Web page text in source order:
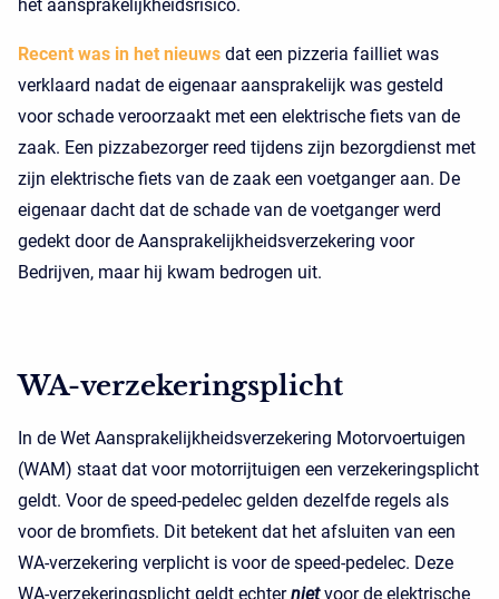
het aansprakelijkheidsrisico.
Recent was in het nieuws dat een pizzeria failliet was
verklaard nadat de eigenaar aansprakelijk was gesteld
voor schade veroorzaakt met een elektrische fiets van de
zaak. Een pizzabezorger reed tijdens zijn bezorgdienst met
zijn elektrische fiets van de zaak een voetganger aan. De
eigenaar dacht dat de schade van de voetganger werd
gedekt door de Aansprakelijkheidsverzekering voor
Bedrijven, maar hij kwam bedrogen uit.
WA-verzekeringsplicht
In de Wet Aansprakelijkheidsverzekering Motorvoertuigen
(WAM) staat dat voor motorrijtuigen een verzekeringsplicht
geldt. Voor de speed-pedelec gelden dezelfde regels als
voor de bromfiets. Dit betekent dat het afsluiten van een
WA-verzekering verplicht is voor de speed-pedelec. Deze
WA-verzekeringsplicht geldt echternietvoor de elektrische